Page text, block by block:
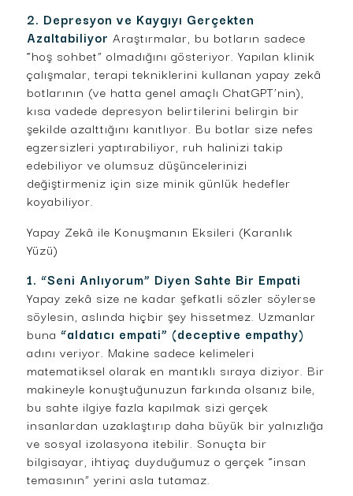
2. Depresyon ve Kaygıyı Gerçekten
Azaltabiliyor Araştırmalar, bu botların sadece
“hoş sohbet” olmadığını gösteriyor. Yapılan klinik
çalışmalar, terapi tekniklerini kullanan yapay zekâ
botlarının (ve hatta genel amaçlı ChatGPT’nin),
kısa vadede depresyon belirtilerini belirgin bir
şekilde azalttığını kanıtlıyor. Bu botlar size nefes
egzersizleri yaptırabiliyor, ruh halinizi takip
edebiliyor ve olumsuz düşüncelerinizi
değiştirmeniz için size minik günlük hedefler
koyabiliyor.
Yapay Zekâ ile Konuşmanın Eksileri (Karanlık
Yüzü)
1. “Seni Anlıyorum” Diyen Sahte Bir Empati
Yapay zekâ size ne kadar şefkatli sözler söylerse
söylesin, aslında hiçbir şey hissetmez. Uzmanlar
buna “aldatıcı empati” (deceptive empathy)
adını veriyor. Makine sadece kelimeleri
matematiksel olarak en mantıklı sıraya diziyor. Bir
makineyle konuştuğunuzun farkında olsanız bile,
bu sahte ilgiye fazla kapılmak sizi gerçek
insanlardan uzaklaştırıp daha büyük bir yalnızlığa
ve sosyal izolasyona itebilir. Sonuçta bir
bilgisayar, ihtiyaç duyduğumuz o gerçek “insan
temasının” yerini asla tutamaz.